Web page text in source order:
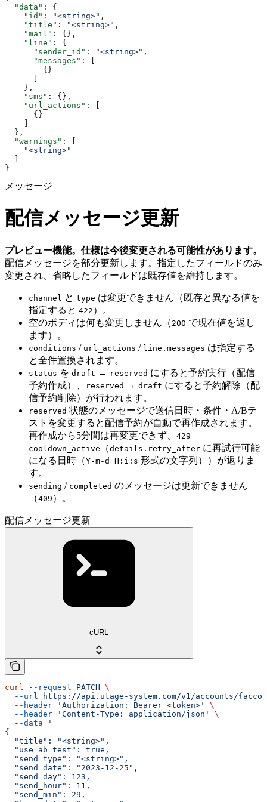
  "data"
: {
    "id"
: "<string>" ,
    "title"
: "<string>" ,
    "mail"
: {},
    "line"
: {
      "sender_id"
: "<string>" ,
      "messages"
: [
        {}
      ]
    },
    "sms"
: {},
    "url_actions"
: [
      {}
    ]
  },
  "warnings"
: [
    "<string>"
  ]
}
メッセージ
配信メッセージ更新
プレビュー機能。仕様は今後変更される可能性があります。
配信メッセージを部分更新します。指定したフィールドのみ
変更され、省略したフィールドは既存値を維持します。
channel と type は変更できません（既存と異なる値を
指定すると 422 ）。
空のボディは何も変更しません（ 200 で現在値を返し
ます）。
conditions / url_actions / line.messages は指定する
と全件置換されます。
status を draft → reserved にすると予約実行（配信
予約作成）、
reserved → draft にすると予約解除（配
信予約削除）が行われます。
reserved 状態のメッセージで送信日時・条件・A/Bテ
ストを変更すると配信予約が自動で再作成されます。
再作成から5分間は再変更できず、 429
cooldown_active
（details.retry_after に再試行可能
になる日時（Y-m-d H:i:s 形式の文字列））が返りま
す。
sending / completed のメッセージは更新できません
（409 ）。
配信メッセージ更新
cURL
curl --request PATCH \
  --url
https://api.utage-system.com/v1/accounts/
  --header
'Authorization: Bearer <token>'
\
  --header
'Content-Type: application/json'
\
  --data
'
{
  "title": "<string>",
  "use_ab_test": true,
  "send_type": "<string>",
  "send_date": "2023-12-25",
  "send_day": 123,
  "send_hour": 11,
  "send_min": 29,